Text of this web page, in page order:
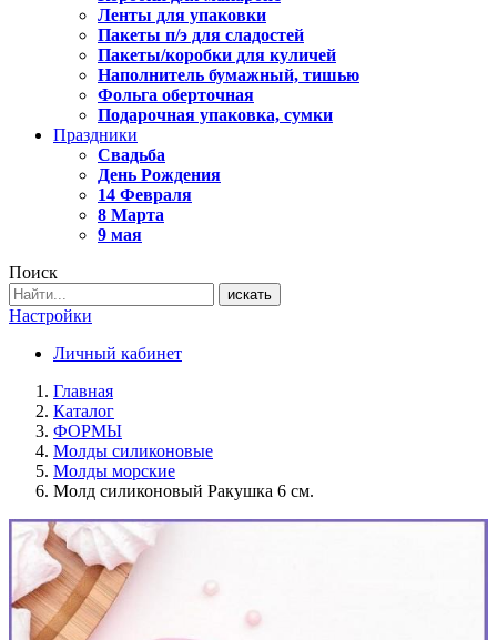
Ленты для упаковки
Пакеты п/э для сладостей
Пакеты/коробки для куличей
Наполнитель бумажный, тишью
Фольга оберточная
Подарочная упаковка, сумки
Праздники
Свадьба
День Рождения
14 Февраля
8 Марта
9 мая
Поиск
искать
Настройки
Личный кабинет
Главная
Каталог
ФОРМЫ
Молды силиконовые
Молды морские
Молд силиконовый Ракушка 6 см.